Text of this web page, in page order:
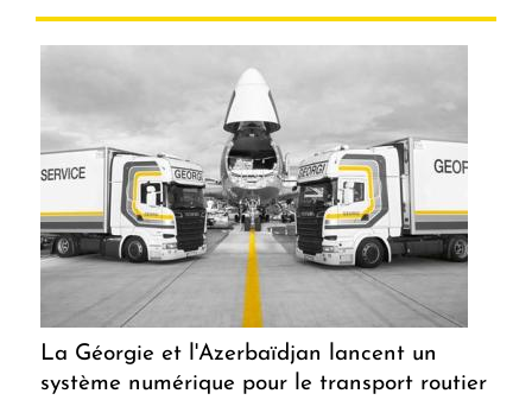
La Géorgie et l'Azerbaïdjan lancent un
système numérique pour le transport routier